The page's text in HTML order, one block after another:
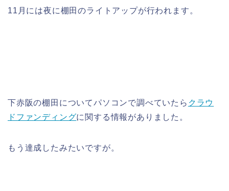
11月には夜に棚田のライトアップが行われます。
下赤阪の棚田についてパソコンで調べていたら クラウ
ドファンディングに関する情報がありました。
もう達成したみたいですが。